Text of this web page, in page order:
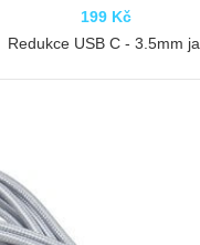
199 Kč
Redukce USB C - 3.5mm